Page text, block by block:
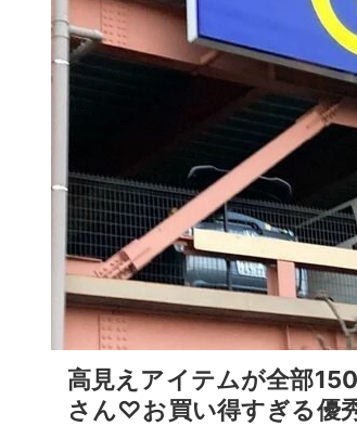
高見えアイテムが全部
さん♡お買い得すぎる優